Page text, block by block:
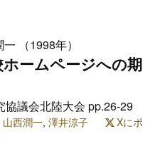
（1998年）
ームページへの期
議会北陸大会 pp.26-29
山西潤一, 澤井涼子
Xにポ